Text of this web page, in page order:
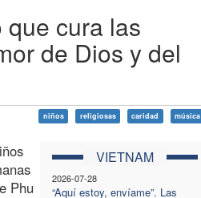
cura las
de Dios y del
niños religiosas caridad música
VIETNAM
2026-07-28
“Aquí estoy, envíame”. Las
Phu